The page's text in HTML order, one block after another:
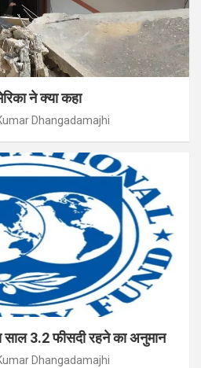
ने क्या कहा
Dhangadamajhi
साल 3.2 फीसदी रहने का अनुमान
Dhangadamajhi